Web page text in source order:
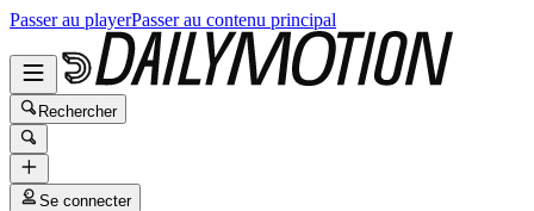
Passer au playerPasser au contenu principal
Rechercher
Se connecter